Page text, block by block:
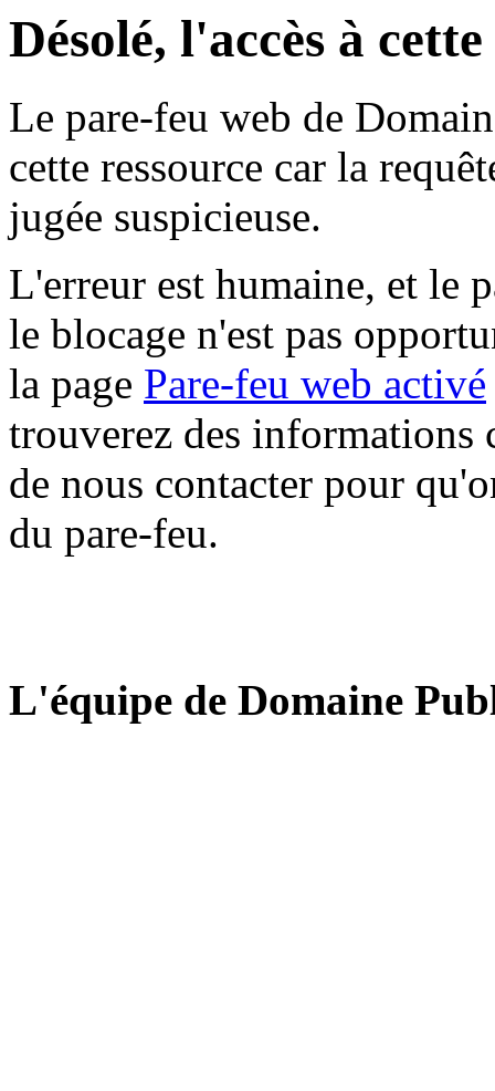
Désolé, l'accès à
Le pare-feu web de
cette ressource car la
jugée suspicieuse.
L'erreur est humaine, et le
le blocage n'est pas
la page Pare-feu web activé
trouverez des informations
de nous contacter pour
du pare-feu.
L'équipe de Domaine